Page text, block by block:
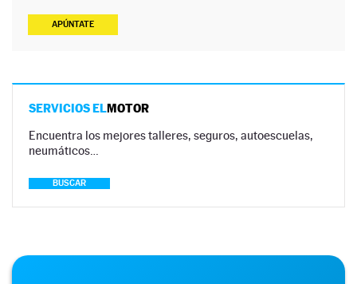
APÚNTATE
SERVICIOS ELMOTOR
Encuentra los mejores talleres, seguros, autoescuelas,
neumáticos…
BUSCAR